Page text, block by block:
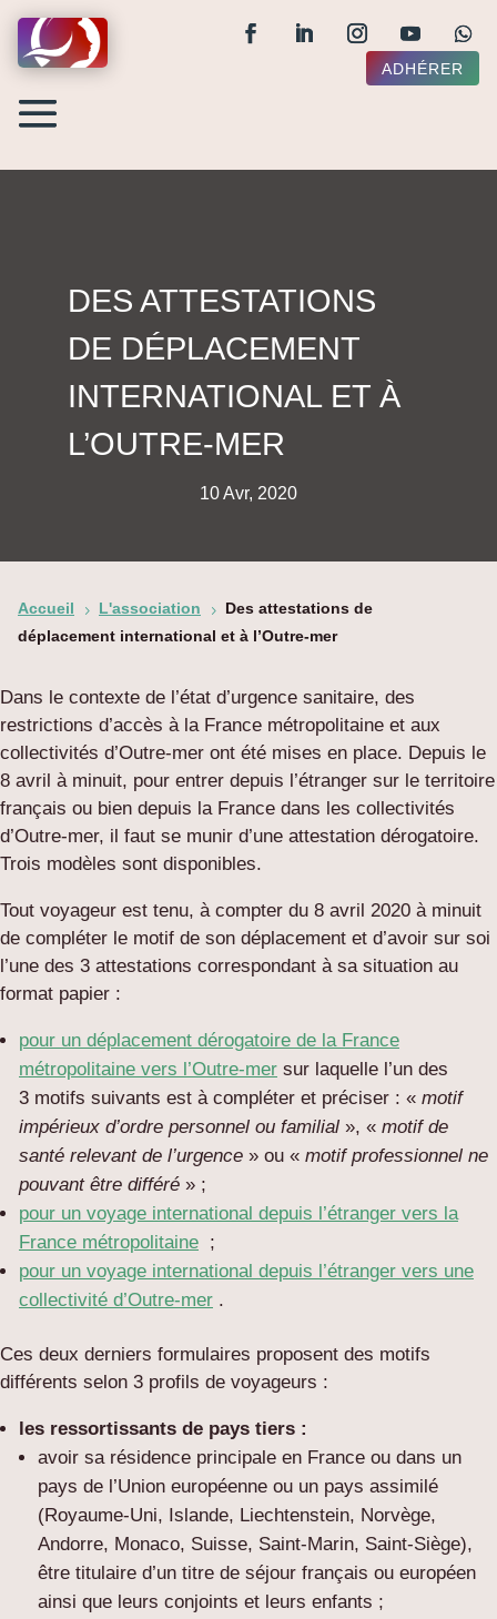
ADHÉRER
DES ATTESTATIONS
DE DÉPLACEMENT
INTERNATIONAL ET À
L’OUTRE-MER
10 Avr, 2020
Accueil 5 L'association 5
Des attestations de
déplacement international et à l’Outre-mer
Dans le contexte de l’état d’urgence sanitaire, des
restrictions d’accès à la France métropolitaine et aux
collectivités d’Outre-mer ont été mises en place. Depuis le
8 avril à minuit, pour entrer depuis l’étranger sur le territoire
français ou bien depuis la France dans les collectivités
d’Outre-mer, il faut se munir d’une attestation dérogatoire.
Trois modèles sont disponibles.
Tout voyageur est tenu, à compter du 8 avril 2020 à minuit
de compléter le motif de son déplacement et d’avoir sur soi
l’une des 3 attestations correspondant à sa situation au
format papier :
pour un déplacement dérogatoire de la France
métropolitaine vers l’Outre-mer sur laquelle l’un des
3 motifs suivants est à compléter et préciser : « motif
impérieux d’ordre personnel ou familial », « motif de
santé relevant de l’urgence » ou « motif professionnel ne
pouvant être différé » ;
pour un voyage international depuis l’étranger vers la
France métropolitaine ;
pour un voyage international depuis l’étranger vers une
collectivité d’Outre-mer .
Ces deux derniers formulaires proposent des motifs
différents selon 3 profils de voyageurs :
les ressortissants de pays tiers :
avoir sa résidence principale en France ou dans un
pays de l’Union européenne ou un pays assimilé
(Royaume-Uni, Islande, Liechtenstein, Norvège,
Andorre, Monaco, Suisse, Saint-Marin, Saint-Siège),
être titulaire d’un titre de séjour français ou européen
ainsi que leurs conjoints et leurs enfants ;